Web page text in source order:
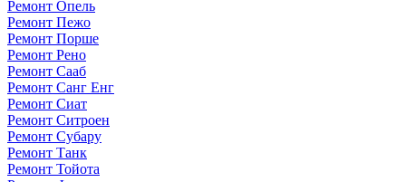
Ремонт Опель
Ремонт Пежо
Ремонт Порше
Ремонт Рено
Ремонт Сааб
Ремонт Санг Енг
Ремонт Сиат
Ремонт Ситроен
Ремонт Субару
Ремонт Танк
Ремонт Тойота